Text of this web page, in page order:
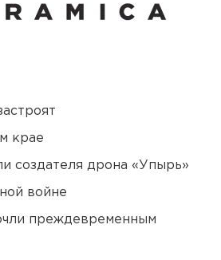
крае
создателя дрона «Упырь»
войне
преждевременным